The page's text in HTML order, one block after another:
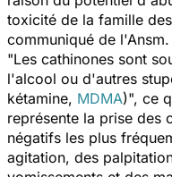
toxicité de la famille
communiqué de l'Ansm.
"Les cathinones sont
l'alcool ou d'autres
kétamine, MDMA)", ce
représente la prise des
négatifs les plus
agitation, des